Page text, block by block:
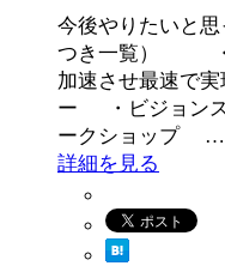
今後やりたいと
つき一覧） ・
加速させ最速で
ー ・ビジョンス
ークショップ …
詳細を見る